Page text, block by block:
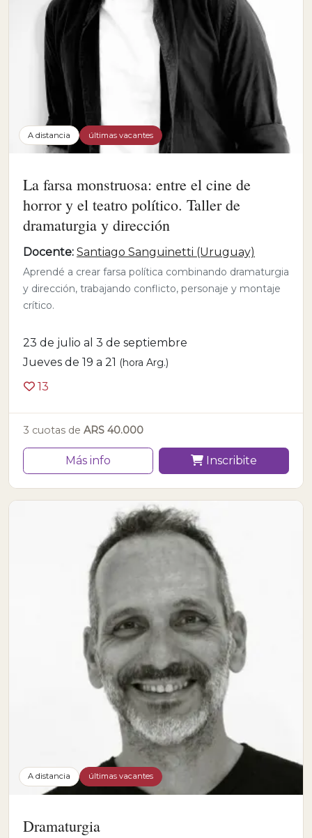
A distancia últimas vacantes
La farsa monstruosa: entre el cine de
horror y el teatro político. Taller de
dramaturgia y dirección
Docente: Santiago Sanguinetti (Uruguay)
Aprendé a crear farsa política combinando dramaturgia
y dirección, trabajando conflicto, personaje y montaje
crítico.
23 de julio al 3 de septiembre
Jueves de 19 a 21 (hora Arg.)
13
3 cuotas de ARS 40.000
Más info Inscribite
A distancia últimas vacantes
Dramaturgia